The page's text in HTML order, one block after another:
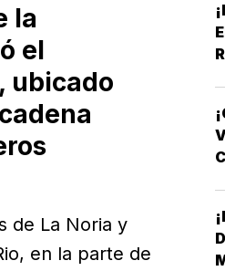
la
el
ubicado
de La Noria y
en la parte de